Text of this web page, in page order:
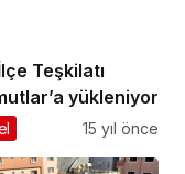
Teşkilatı
yükleniyor
15 yıl önce